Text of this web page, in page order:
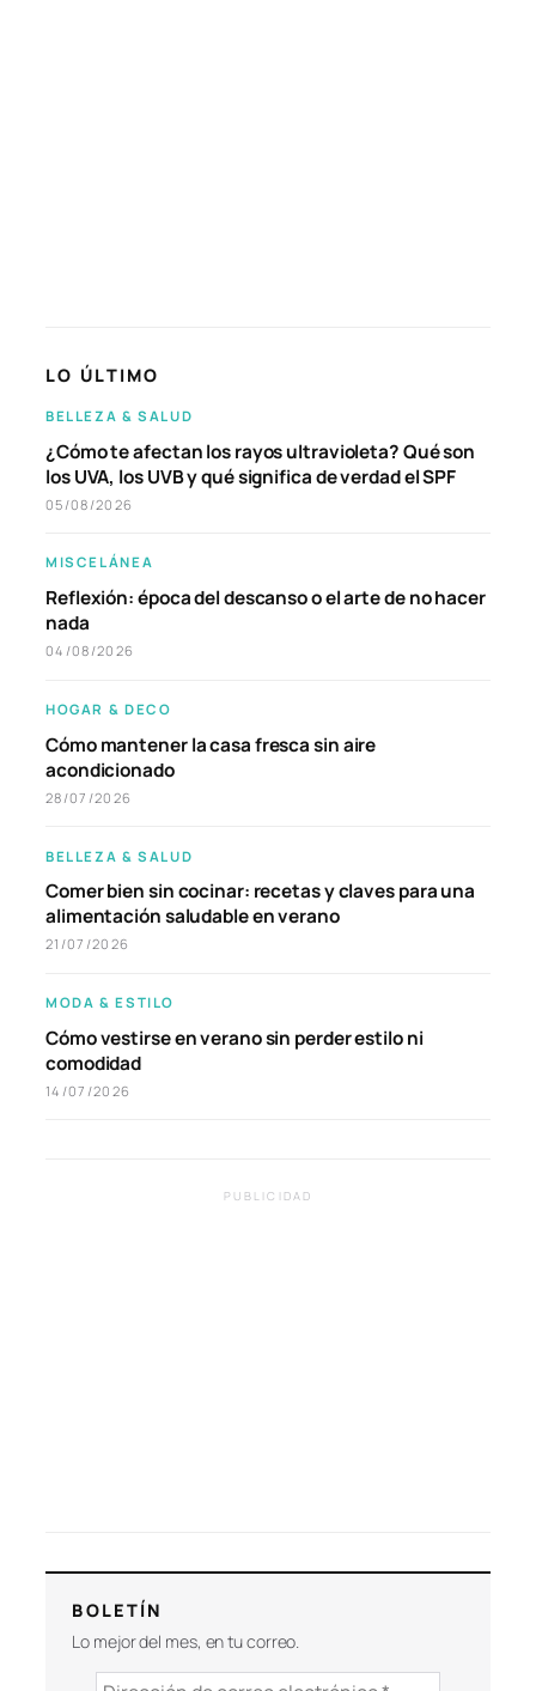
LO ÚLTIMO
BELLEZA & SALUD
¿Cómo te afectan los rayos ultravioleta? Qué son
los UVA, los UVB y qué significa de verdad el SPF
05/08/2026
MISCELÁNEA
Reflexión: época del descanso o el arte de no hacer
nada
04/08/2026
HOGAR & DECO
Cómo mantener la casa fresca sin aire
acondicionado
28/07/2026
BELLEZA & SALUD
Comer bien sin cocinar: recetas y claves para una
alimentación saludable en verano
21/07/2026
MODA & ESTILO
Cómo vestirse en verano sin perder estilo ni
comodidad
14/07/2026
PUBLICIDAD
BOLETÍN
Lo mejor del mes, en tu correo.